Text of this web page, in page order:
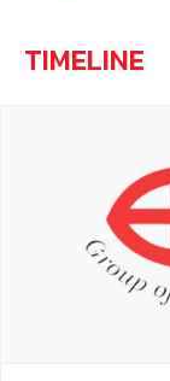
TIMELINE